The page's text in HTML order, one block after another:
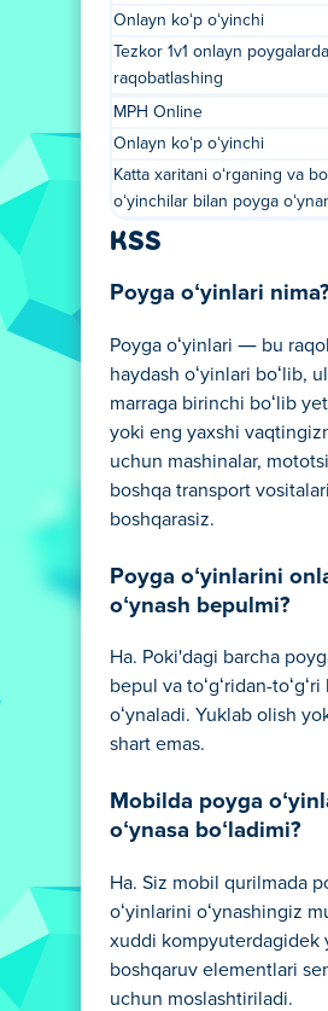
Onlayn koʻp oʻyinchi
Tezkor 1v1 onlayn poygalarda
raqobatlashing
MPH Online
Onlayn koʻp oʻyinchi
Katta xaritani oʻrganing va
oʻyinchilar bilan poyga
KSS
Poyga oʻyinlari nima?
Poyga oʻyinlari — bu
haydash oʻyinlari boʻlib,
marraga birinchi boʻlib
yoki eng yaxshi
uchun mashinalar,
boshqa transport
boshqarasiz.
Poyga oʻyinlarini
oʻynash bepulmi?
Ha. Poki'dagi barcha
bepul va toʻgʻridan-
oʻynaladi. Yuklab olish
shart emas.
Mobilda poyga
oʻynasa boʻladimi?
Ha. Siz mobil qurilmada
oʻyinlarini oʻynashingiz
xuddi kompyuterdagidek
boshqaruv elementlari
uchun moslashtiriladi.